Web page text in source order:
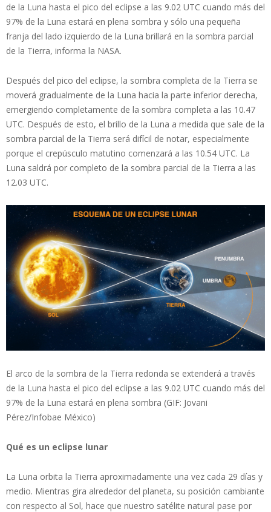
de la Luna hasta el pico del eclipse a las 9.02 UTC cuando más del
97% de la Luna estará en plena sombra y sólo una pequeña
franja del lado izquierdo de la Luna brillará en la sombra parcial
de la Tierra, informa la NASA.
Después del pico del eclipse, la sombra completa de la Tierra se
moverá gradualmente de la Luna hacia la parte inferior derecha,
emergiendo completamente de la sombra completa a las 10.47
UTC. Después de esto, el brillo de la Luna a medida que sale de la
sombra parcial de la Tierra será difícil de notar, especialmente
porque el crepúsculo matutino comenzará a las 10.54 UTC. La
Luna saldrá por completo de la sombra parcial de la Tierra a las
12.03 UTC.
El arco de la sombra de la Tierra redonda se extenderá a través
de la Luna hasta el pico del eclipse a las 9.02 UTC cuando más del
97% de la Luna estará en plena sombra (GIF: Jovani
Pérez/Infobae México)
Qué es un eclipse lunar
La Luna orbita la Tierra aproximadamente una vez cada 29 días y
medio. Mientras gira alrededor del planeta, su posición cambiante
con respecto al Sol, hace que nuestro satélite natural pase por